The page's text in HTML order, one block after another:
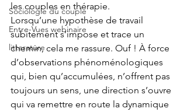
Sociologie du couple
Entre-Vues webinaire
litterature
les couples en thérapie.
Lorsqu’une hypothèse de travail
subitement s’impose et trace un
chemin, cela me rassure. Ouf ! À force
d’observations phénoménologiques
qui, bien qu’accumulées, n’offrent pas
toujours un sens, une direction s’ouvre
qui va remettre en route la dynamique